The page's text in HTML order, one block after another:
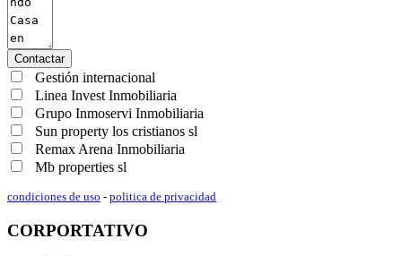
Contactar
Gestión internacional
Linea Invest Inmobiliaria
Grupo Inmoservi Inmobiliaria
Sun property los cristianos sl
Remax Arena Inmobiliaria
Mb properties sl
condiciones de uso - politica de privacidad
CORPORTATIVO